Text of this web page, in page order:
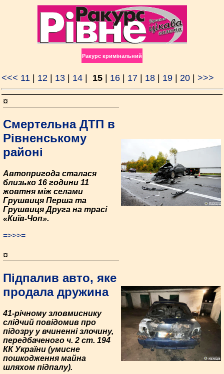
Ракурс кримінальний
<<< 11 12 13 14 15 16 17 18 19 20 >>>
¤
Смертельна ДТП в
Рівненському
районі
Автопригода сталася
близько 16 години 11
жовтня між селами
Грушвиця Перша та
Грушвиця Друга на трасі
«Київ-Чоп».
=>>>=
¤
Підпалив авто, яке
продала дружина
41-річному зловмиснику
слідчий повідомив про
підозру у вчиненні злочину,
передбаченого ч. 2 ст. 194
КК України (умисне
пошкодження майна
шляхом підпалу).